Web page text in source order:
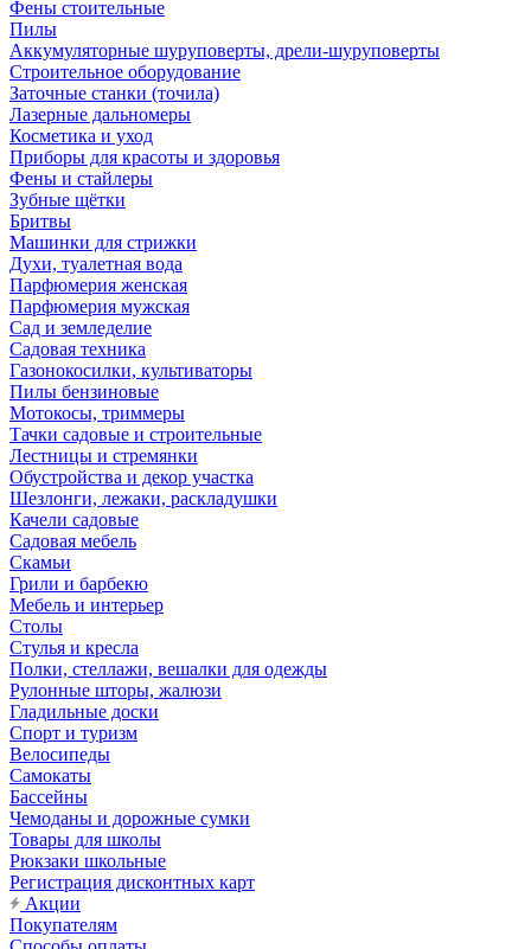
Фены стоительные
Пилы
Аккумуляторные шуруповерты, дрели-шуруповерты
Строительное оборудование
Заточные станки (точила)
Лазерные дальномеры
Косметика и уход
Приборы для красоты и здоровья
Фены и стайлеры
Зубные щётки
Бритвы
Машинки для стрижки
Духи, туалетная вода
Парфюмерия женская
Парфюмерия мужская
Сад и земледелие
Садовая техника
Газонокосилки, культиваторы
Пилы бензиновые
Мотокосы, триммеры
Тачки садовые и строительные
Лестницы и стремянки
Обустройства и декор участка
Шезлонги, лежаки, раскладушки
Качели садовые
Садовая мебель
Скамьи
Грили и барбекю
Мебель и интерьер
Столы
Стулья и кресла
Полки, стеллажи, вешалки для одежды
Рулонные шторы, жалюзи
Гладильные доски
Спорт и туризм
Велосипеды
Самокаты
Бассейны
Чемоданы и дорожные сумки
Товары для школы
Рюкзаки школьные
Регистрация дисконтных карт
Акции
Покупателям